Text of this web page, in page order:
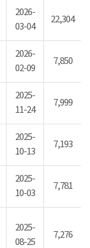
2026-
03-04
22,304
2026-
02-09
7,850
2025-
11-24
7,999
2025-
10-13
7,193
2025-
10-03
7,781
2025-
08-25
7,276